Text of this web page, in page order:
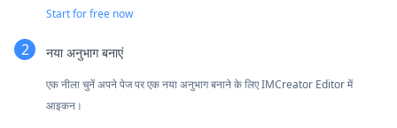
Start for free now
नया अनुभाग बनाएं
एक नीला चुनेंअपने पेज पर एक नया अनुभाग बनाने के लिए IMCreator Editor में
आइकन।